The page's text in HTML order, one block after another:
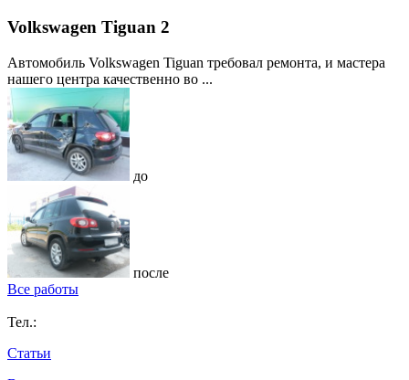
Volkswagen Tiguan 2
Автомобиль Volkswagen Tiguan требовал ремонта, и мастера
нашего центра качественно во ...
до
после
Все работы
Тел.:
Статьи